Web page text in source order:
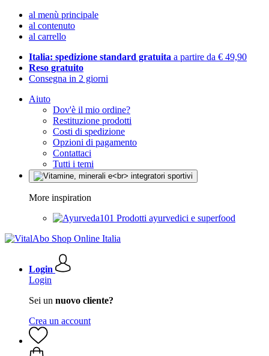
al menù principale
al contenuto
al carrello
Italia: spedizione standard gratuita a partire da € 49,90
Reso gratuito
Consegna in 2 giorni
Aiuto
Dov'è il mio ordine?
Restituzione prodotti
Costi di spedizione
Opzioni di pagamento
Contattaci
Tutti i temi
More inspiration
Prodotti ayurvedici e superfood
Login
Login
Sei un nuovo cliente?
Crea un account